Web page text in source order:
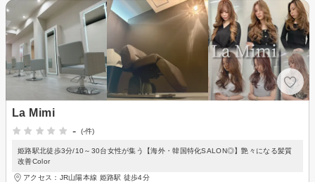
La Mimi
-
(-件)
姫路駅北徒歩3分/10～30台女性が集う【海外・韓国特化SALON◎】艶々になる髪質
改善Color
アクセス：JR山陽本線 姫路駅 徒歩4分